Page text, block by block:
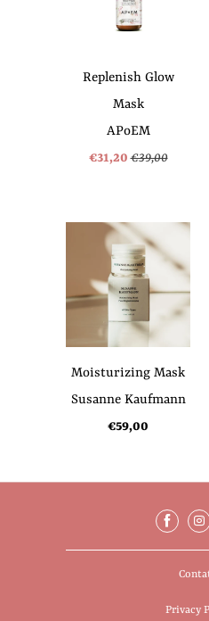
Replenish Glow
Mask
APoEM
€31,20 €39,00
Moisturizing Mask
Susanne Kaufmann
€59,00
Privacy